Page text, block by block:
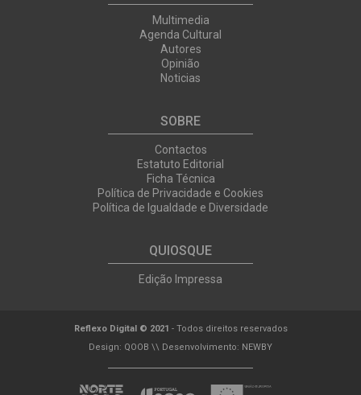
Multimedia
Agenda Cultural
Autores
Opinião
Noticias
SOBRE
Contactos
Estatuto Editorial
Ficha Técnica
Política de Privacidade e Cookies
Política de Igualdade e Diversidade
QUIOSQUE
Edição Impressa
Reflexo Digital © 2021 - Todos direitos reservados
Design: QOOB \\ Desenvolvimento: NEWBY